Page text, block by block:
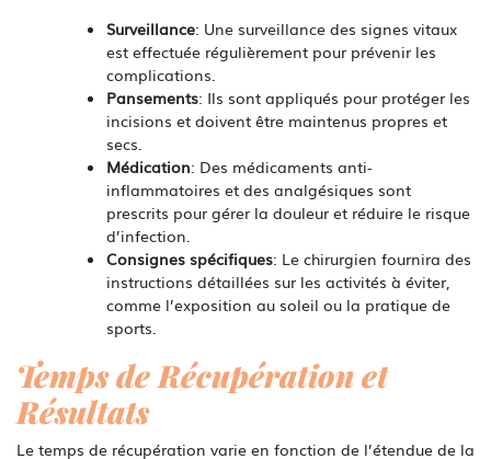
Surveillance: Une surveillance des signes vitaux
est effectuée régulièrement pour prévenir les
complications.
Pansements: Ils sont appliqués pour protéger les
incisions et doivent être maintenus propres et
secs.
Médication: Des médicaments anti-
inflammatoires et des analgésiques sont
prescrits pour gérer la douleur et réduire le risque
d’infection.
Consignes spécifiques: Le chirurgien fournira des
instructions détaillées sur les activités à éviter,
comme l’exposition au soleil ou la pratique de
sports.
Temps de Récupération et
Résultats
Le temps de récupération varie en fonction de l’étendue de la